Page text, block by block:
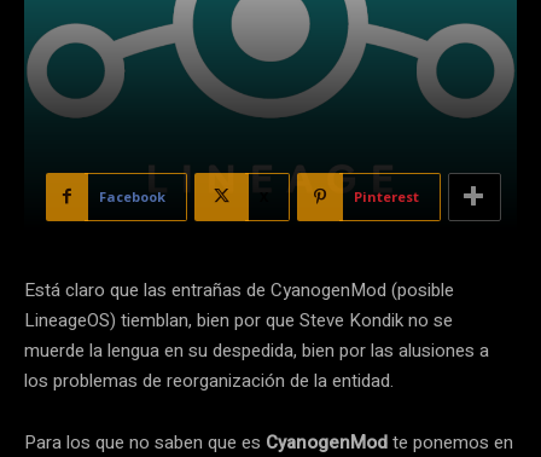
Facebook Pinterest
Está claro que las entrañas de CyanogenMod (posible
LineageOS) tiemblan, bien por que Steve Kondik no se
muerde la lengua en su despedida, bien por las alusiones a
los problemas de reorganización de la entidad.
Para los que no saben que es CyanogenModte ponemos en